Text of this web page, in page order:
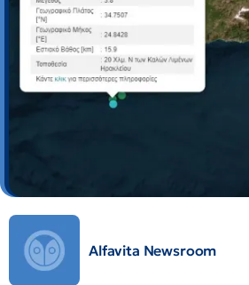
Alfavita Newsroom